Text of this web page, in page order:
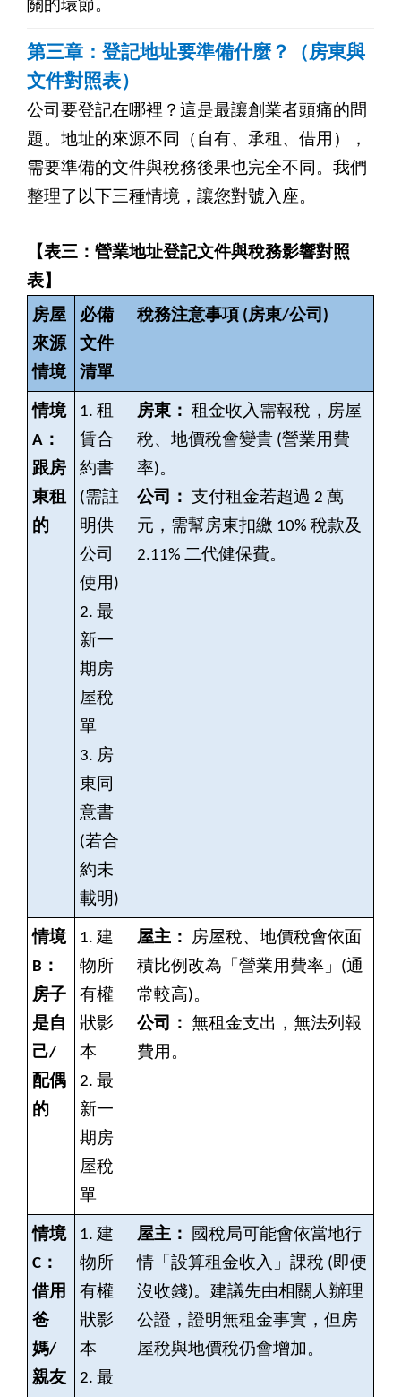
關的環節。
第三章：登記地址要準備什麼？（房東與
文件對照表）
公司要登記在哪裡？這是最讓創業者頭痛的問
題。地址的來源不同（自有、承租、借用），
需要準備的文件與稅務後果也完全不同。我們
整理了以下三種情境，讓您對號入座。
【表三：營業地址登記文件與稅務影響對照
表】
房屋
來源
情境
必備
文件
清單
稅務注意事項 (房東/公司)
情境
A：
跟房
東租
的
1. 租
賃合
約書
(需註
明供
公司
使用)
2. 最
新一
期房
屋稅
單
3. 房
東同
意書
(若合
約未
載明)
房東： 租金收入需報稅，房屋
稅、地價稅會變貴 (營業用費
率)。
公司： 支付租金若超過 2 萬
元，需幫房東扣繳 10% 稅款及
2.11% 二代健保費。
情境
B：
房子
是自
己/
配偶
的
1. 建
物所
有權
狀影
本
2. 最
新一
期房
屋稅
單
屋主：
房屋稅、地價稅會依面
積比例改為「營業用費率」(通
常較高)。
公司： 無租金支出，無法列報
費用。
情境
C：
借用
爸
媽/
親友
1. 建
物所
有權
狀影
本
2. 最
屋主：
國稅局可能會依當地行
情「設算租金收入」課稅 (即便
沒收錢)。建議先由相關人辦理
公證，證明無租金事實，但房
屋稅與地價稅仍會增加。